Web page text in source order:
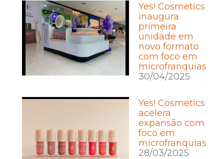
Yes! Cosmetics
inaugura
primeira
unidade em
novo formato
com foco em
microfranquias
30/04/2025
Yes! Cosmetics
acelera
expansão com
foco em
microfranquias
28/03/2025